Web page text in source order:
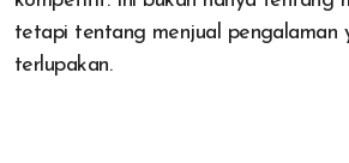
tetapi tentang menjual pengalaman
terlupakan.